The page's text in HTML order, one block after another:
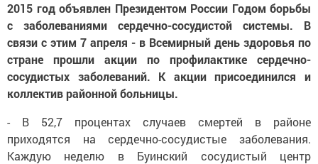
2015 год объявлен Президентом России Годом борьбы
с заболеваниями сердечно-сосудистой системы. В
связи с этим 7 апреля - в Всемирный день здоровья по
стране прошли акции по профилактике сердечно-
сосудистых заболеваний. К акции присоединился и
коллектив районной больницы.
- В 52,7 процентах случаев смертей в районе
приходятся на сердечно-сосудистые заболевания.
Каждую неделю в Буинский сосудистый центр